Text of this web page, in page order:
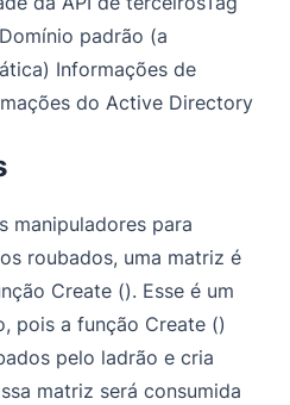
padrão (a
Informações de
do Active Directory
manipuladores para
roubados, uma matriz é
Create (). Esse é um
pois a função Create ()
pelo ladrão e cria
matriz será consumida